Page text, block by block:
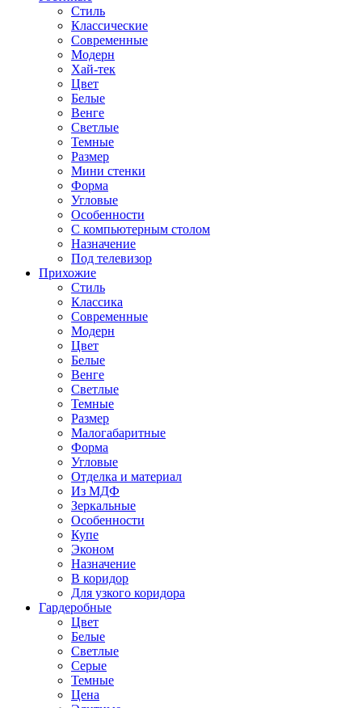
Стиль
Классические
Современные
Модерн
Хай-тек
Цвет
Белые
Венге
Светлые
Темные
Размер
Мини стенки
Форма
Угловые
Особенности
С компьютерным столом
Назначение
Под телевизор
Прихожие
Стиль
Классика
Современные
Модерн
Цвет
Белые
Венге
Светлые
Темные
Размер
Малогабаритные
Форма
Угловые
Отделка и материал
Из МДФ
Зеркальные
Особенности
Купе
Эконом
Назначение
В коридор
Для узкого коридора
Гардеробные
Цвет
Белые
Светлые
Серые
Темные
Цена